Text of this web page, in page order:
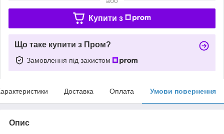
Купити з
Що таке купити з Пром?
Замовлення під захистом
Доставка Оплата Умови повернення
Опис